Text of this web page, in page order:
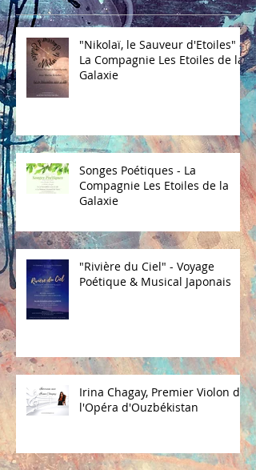
"Nikolaï, le Sauveur d'Etoiles" -
La Compagnie Les Etoiles de la
Galaxie
Songes Poétiques - La
Compagnie Les Etoiles de la
Galaxie
"Rivière du Ciel" - Voyage
Poétique & Musical Japonais
Irina Chagay, Premier Violon de
l'Opéra d'Ouzbékistan